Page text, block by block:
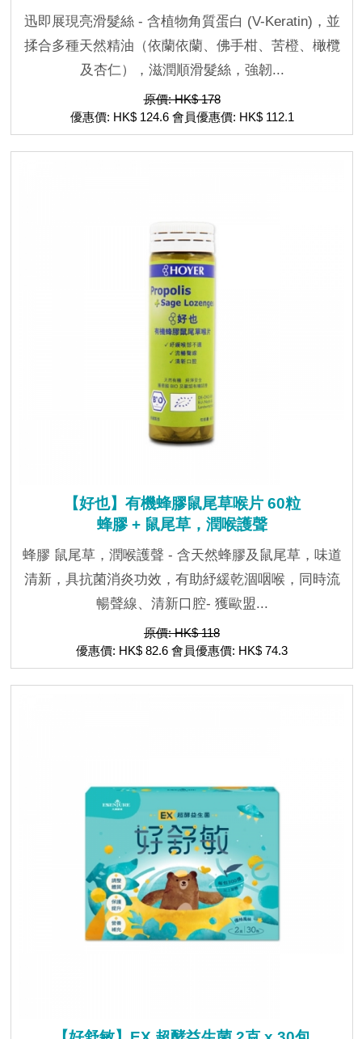
迅即展現亮滑髮絲 - 含植物角質蛋白 (V-Keratin)，並
揉合多種天然精油（依蘭依蘭、佛手柑、苦橙、橄欖
及杏仁），滋潤順滑髮絲，強韌...
原價: HK$ 178
優惠價: HK$ 124.6 會員優惠價: HK$ 112.1
【好也】有機蜂膠鼠尾草喉片 60粒
蜂膠 + 鼠尾草，潤喉護聲
蜂膠 鼠尾草，潤喉護聲 - 含天然蜂膠及鼠尾草，味道
清新，具抗菌消炎功效，有助紓緩乾涸咽喉，同時流
暢聲線、清新口腔- 獲歐盟...
原價: HK$ 118
優惠價: HK$ 82.6 會員優惠價: HK$ 74.3